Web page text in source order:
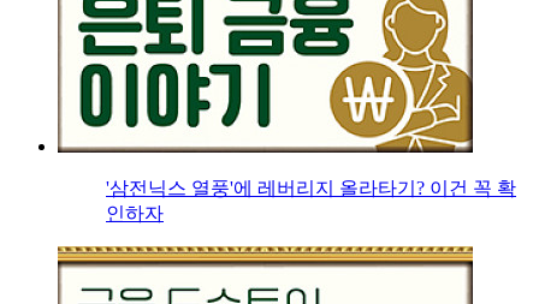
'삼전닉스 열풍'에 레버리지 올라타기? 이건 꼭 확
인하자